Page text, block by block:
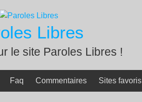
Libres
le site Paroles Libres !
Faq Commentaires Sites favoris